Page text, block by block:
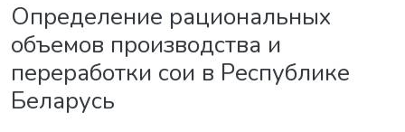
Определение рациональных
объемов производства и
переработки сои в Республике
Беларусь